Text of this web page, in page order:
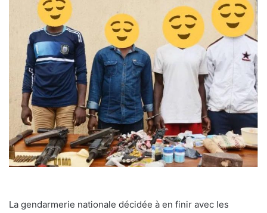
La gendarmerie nationale décidée à en finir avec les